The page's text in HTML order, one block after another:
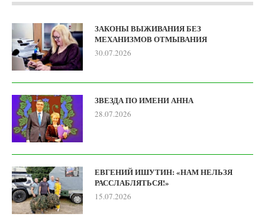
ЗАКОНЫ ВЫЖИВАНИЯ БЕЗ
МЕХАНИЗМОВ ОТМЫВАНИЯ
30.07.2026
ЗВЕЗДА ПО ИМЕНИ АННА
28.07.2026
ЕВГЕНИЙ ИШУТИН: «НАМ НЕЛЬЗЯ
РАССЛАБЛЯТЬСЯ!»
15.07.2026